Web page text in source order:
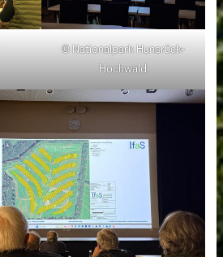
© Nationalpark Hunsrück-
Hochwald